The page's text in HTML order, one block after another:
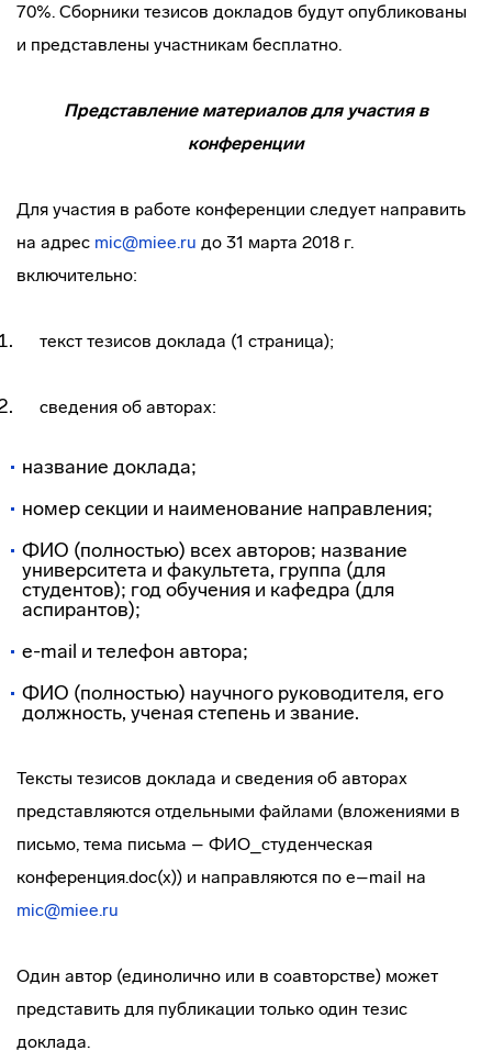
70%. Сборники тезисов докладов будут опубликованы
и представлены участникам бесплатно.
Представление материалов для участия в
конференции
Для участия в работе конференции следует направить
на адрес mic@miee.ru до 31 марта 2018 г.
включительно:
текст тезисов доклада (1 страница);
сведения об авторах:
название доклада;
номер секции и наименование направления;
ФИО (полностью) всех авторов; название
университета и факультета, группа (для
студентов); год обучения и кафедра (для
аспирантов);
e-mail и телефон автора;
ФИО (полностью) научного руководителя, его
должность, ученая степень и звание.
Тексты тезисов доклада и сведения об авторах
представляются отдельными файлами (вложениями в
письмо, тема письма – ФИО_студенческая
конференция.doc(x)) и направляются по e–mail на
mic@miee.ru
Один автор (единолично или в соавторстве) может
представить для публикации только один тезис
доклада.